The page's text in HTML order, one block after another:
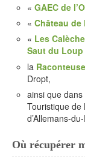
« GAEC de
« Château de
« Les
Saut du Loup
la
Dropt,
ainsi que dans
Touristique
d’Allemans-
Où récupérer